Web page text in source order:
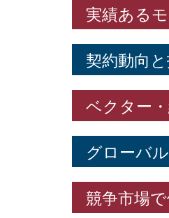
実績ある
契約動向
ベクター
グローバ
競争市場